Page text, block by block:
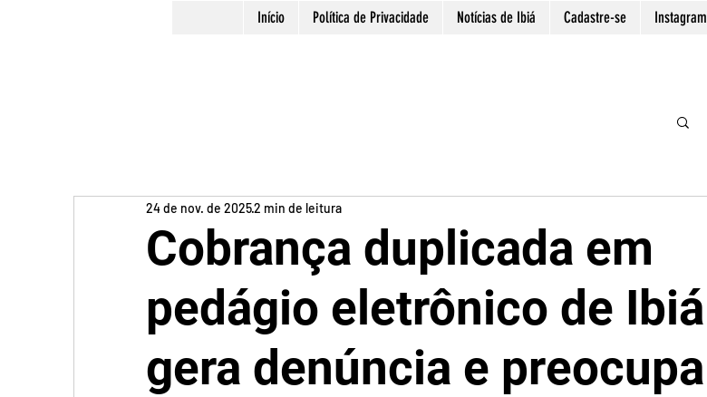
Início Política de Privacidade Notícias de Ibiá Cadastre-se Instagram
Cobrança duplicada em
pedágio eletrônico de Ibiá
gera denúncia e preocupa
24 de nov. de 20252 min de leitura